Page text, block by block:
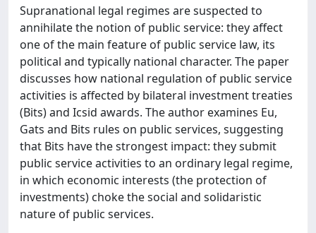
Supranational legal regimes are suspected to
annihilate the notion of public service: they affect
one of the main feature of public service law, its
political and typically national character. The paper
discusses how national regulation of public service
activities is affected by bilateral investment treaties
(Bits) and Icsid awards. The author examines Eu,
Gats and Bits rules on public services, suggesting
that Bits have the strongest impact: they submit
public service activities to an ordinary legal regime,
in which economic interests (the protection of
investments) choke the social and solidaristic
nature of public services.